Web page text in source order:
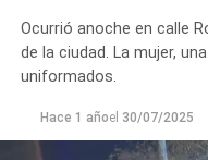
Ocurrió anoche en calle
de la ciudad. La mujer,
uniformados.
Hace 1 añoel 30/07/2025